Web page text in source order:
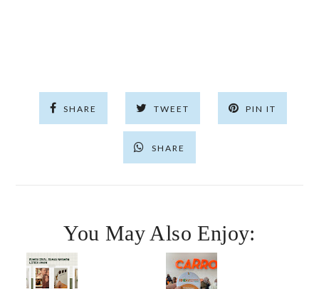
SHARE TWEET PIN IT
SHARE
You May Also Enjoy: